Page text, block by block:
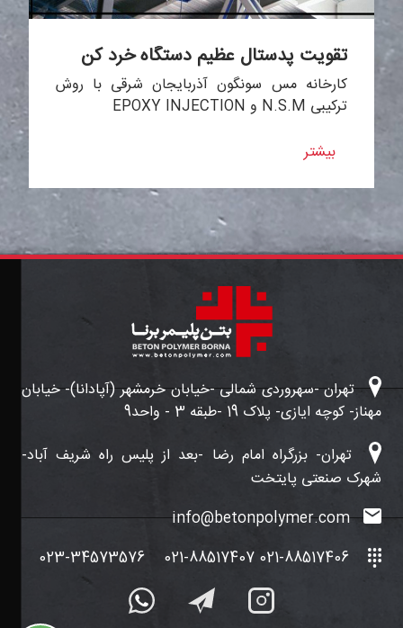
تقویت پدستال عظیم دستگاه خرد کن
کارخانه مس سونگون آذربایجان شرقی با روش
ترکیبی N.S.M و EPOXY INJECTION
بیشتر
تهران -سهروردی شمالی -خیابان خرمشهر (آپادانا)- خیابان
مهناز- کوچه ایازی- پلاک 19 -طبقه 3 - واحد9
تهران- بزرگراه امام رضا -بعد از پلیس راه شریف آباد-
شهرک صنعتی پایتخت
info@betonpolymer.com
021-88517406 021-88517407
023-34573576